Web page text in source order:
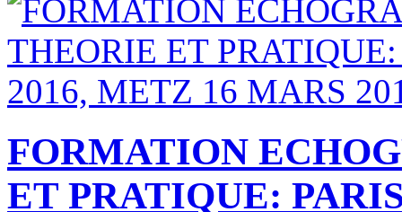
FORMATION
ET PRATIQUE: